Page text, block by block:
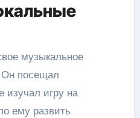
музыкальное
Он посещал
изучал игру на
ему развить